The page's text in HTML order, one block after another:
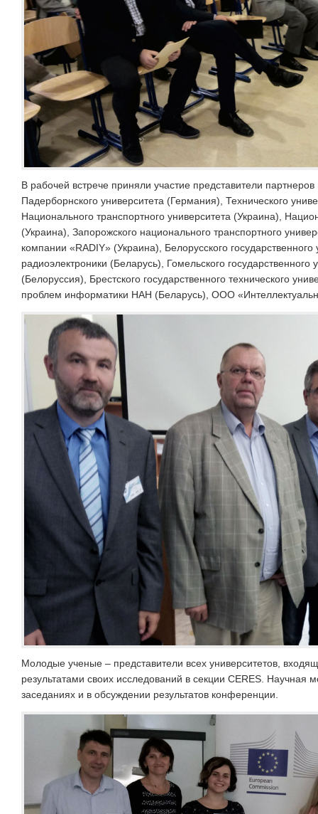
В рабочей встрече приняли участие представители
Падерборнского университета (Германия), Технического
Национального транспортного университета (Украина),
(Украина), Запорожского национального транспортного
компании «RADIY» (Украина), Белорусского
радиоэлектроники (Беларусь), Гомельского
(Белоруссия), Брестского государственного технического
проблем информатики НАН (Беларусь), ООО
Молодые ученые – представители всех университетов,
результатами своих исследований в секции CERES. Научная
заседаниях и в обсуждении результатов конференции.